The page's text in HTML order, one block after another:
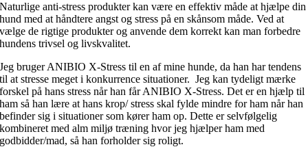
Naturlige anti-stress produkter kan være en effektiv måde at hjælpe din
hund med at håndtere angst og stress på en skånsom måde. Ved at
vælge de rigtige produkter og anvende dem korrekt kan man forbedre
hundens trivsel og livskvalitet.
Jeg bruger ANIBIO X-Stress til en af mine hunde, da han har tendens
til at stresse meget i konkurrence situationer. Jeg kan tydeligt mærke
forskel på hans stress når han får ANIBIO X-Stress. Det er en hjælp til
ham så han lære at hans krop/ stress skal fylde mindre for ham når han
befinder sig i situationer som kører ham op. Dette er selvfølgelig
kombineret med alm miljø træning hvor jeg hjælper ham med
godbidder/mad, så han forholder sig roligt.